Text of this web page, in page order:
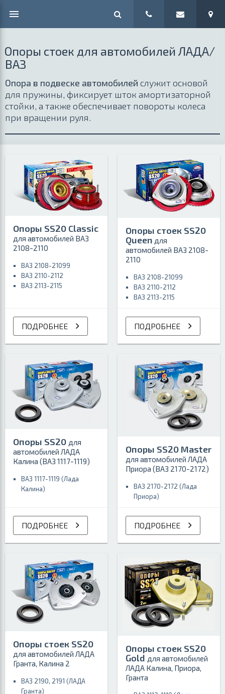
Опоры стоек для автомобилей ЛАДА/
ВАЗ
Опора в подвеске автомобилей служит основой
для пружины, фиксирует шток амортизаторной
стойки, а также обеспечивает повороты колеса
при вращении руля.
Опоры SS20 Classic
для автомобилей ВАЗ
2108-2110
ВАЗ 2108-21099
ВАЗ 2110-2112
ВАЗ 2113-2115
ПОДРОБНЕЕ
Опоры стоек SS20
Queen для
автомобилей ВАЗ 2108-
2110
ВАЗ 2108-21099
ВАЗ 2110-2112
ВАЗ 2113-2115
ПОДРОБНЕЕ
Опоры SS20 для
автомобилей ЛАДА
Калина (ВАЗ 1117-1119)
ВАЗ 1117-1119 (Лада
Калина)
ПОДРОБНЕЕ
Опоры SS20 Master
для автомобилей ЛАДА
Приора (ВАЗ 2170-2172)
ВАЗ 2170-2172 (Лада
Приора)
ПОДРОБНЕЕ
Опоры стоек SS20
для автомобилей ЛАДА
Гранта, Калина 2
ВАЗ 2190, 2191 (ЛАДА
Гранта)
Опоры стоек SS20
Gold для автомобилей
ЛАДА Калина, Приора,
Гранта